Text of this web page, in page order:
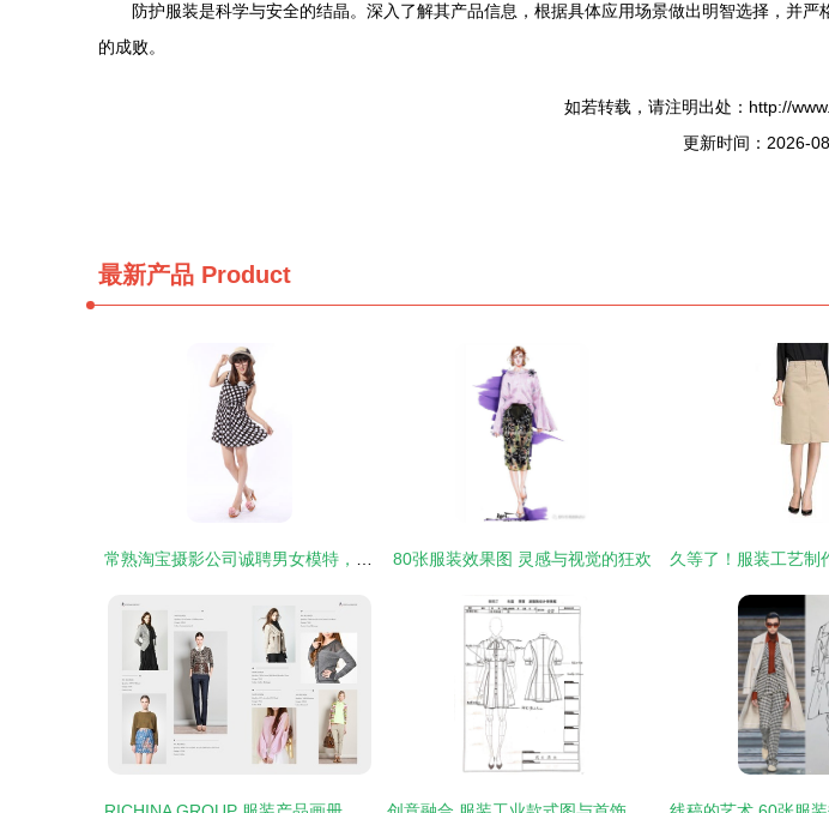
防护服装是科学与安全的结晶。深入了解其产品信息，根据具体应用场景做出明智选择，并
的成败。
如若转载，请注明出处：http://
更新时间：2026-
最新产品 Product
80张服装效果图 灵感与视觉的狂欢